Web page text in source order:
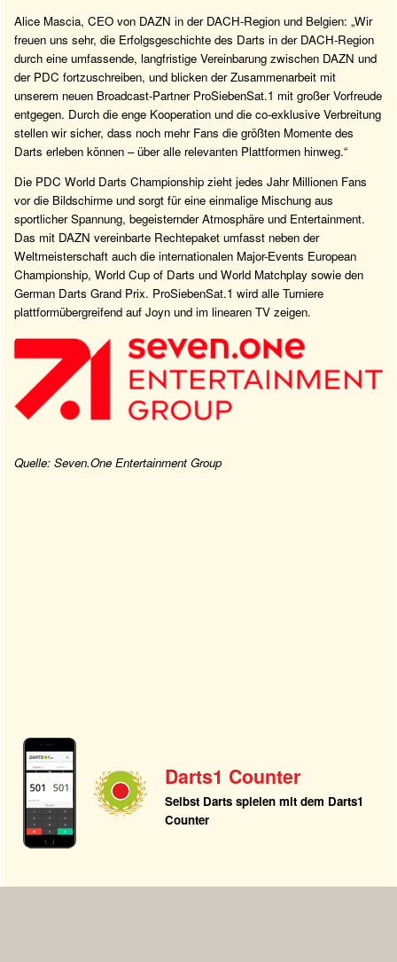
Alice Mascia, CEO von DAZN in der DACH-Region und Belgien: „Wir
freuen uns sehr, die Erfolgsgeschichte des Darts in der DACH-Region
durch eine umfassende, langfristige Vereinbarung zwischen DAZN und
der PDC fortzuschreiben, und blicken der Zusammenarbeit mit
unserem neuen Broadcast-Partner ProSiebenSat.1 mit großer Vorfreude
entgegen. Durch die enge Kooperation und die co-exklusive Verbreitung
stellen wir sicher, dass noch mehr Fans die größten Momente des
Darts erleben können – über alle relevanten Plattformen hinweg.“
Die PDC World Darts Championship zieht jedes Jahr Millionen Fans
vor die Bildschirme und sorgt für eine einmalige Mischung aus
sportlicher Spannung, begeisternder Atmosphäre und Entertainment.
Das mit DAZN vereinbarte Rechtepaket umfasst neben der
Weltmeisterschaft auch die internationalen Major-Events European
Championship, World Cup of Darts und World Matchplay sowie den
German Darts Grand Prix. ProSiebenSat.1 wird alle Turniere
plattformübergreifend auf Joyn und im linearen TV zeigen.
Quelle: Seven.One Entertainment Group
Darts1 Counter
Selbst Darts spielen mit dem Darts1
Counter